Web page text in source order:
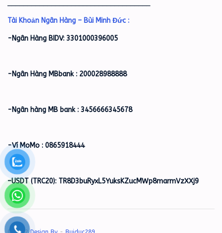
Tài Khoản Ngân Hàng – Bùi Minh Đức :
-Ngân Hàng BIDV: 3301000396005
-Ngân Hàng MBbank : 200028988888
-Ngân hàng MB bank : 3456666345678
-Ví MoMo : 0865918444
–USDT (TRC20): TR8D3buRyxL5YuksKZucMWp8marmVzXXj9